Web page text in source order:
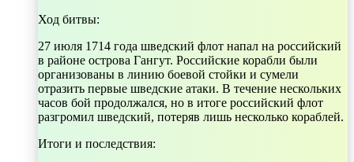
Ход битвы:
27 июля 1714 года шведский флот напал на российский
в районе острова Гангут. Российские корабли были
организованы в линию боевой стойки и сумели
отразить первые шведские атаки. В течение нескольких
часов бой продолжался, но в итоге российский флот
разгромил шведский, потеряв лишь несколько кораблей.
Итоги и последствия: